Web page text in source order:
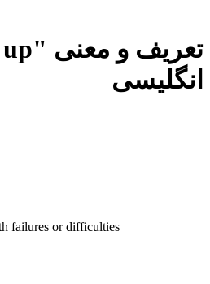
انگلیسی
failures or difficulties